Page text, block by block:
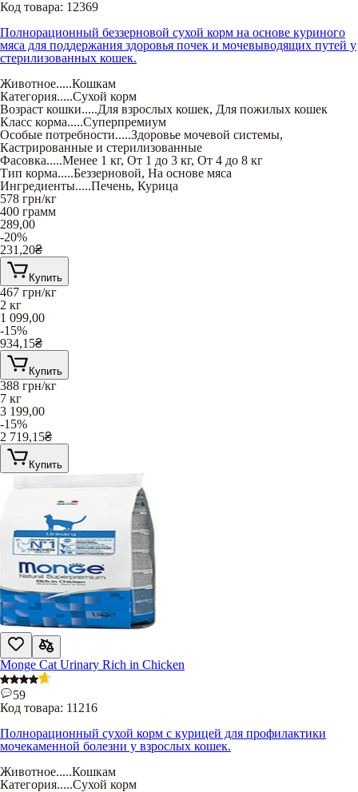
Код товара: 12369
Полнорационный беззерновой сухой корм на основе куриного
мяса для поддержания здоровья почек и мочевыводящих путей у
стерилизованных кошек.
Животное.....Кошкам
Категория.....Сухой корм
Возраст кошки.....Для взрослых кошек, Для пожилых кошек
Класс корма.....Суперпремиум
Особые потребности.....Здоровье мочевой системы,
Кастрированные и стерилизованные
Фасовка.....Менее 1 кг, От 1 до 3 кг, От 4 до 8 кг
Тип корма.....Беззерновой, На основе мяса
Ингредиенты.....Печень, Курица
578 грн/кг
400 грамм
289,00
-20%
231,20₴
Купить
467 грн/кг
2 кг
1 099,00
-15%
934,15₴
Купить
388 грн/кг
7 кг
3 199,00
-15%
2 719,15₴
Купить
Monge Cat Urinary Rich in Chicken
59
Код товара: 11216
Полнорационный сухой корм с курицей для профилактики
мочекаменной болезни у взрослых кошек.
Животное.....Кошкам
Категория.....Сухой корм